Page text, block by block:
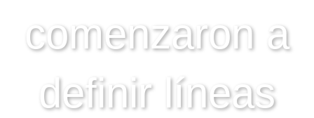
comenzaron a
definir líneas